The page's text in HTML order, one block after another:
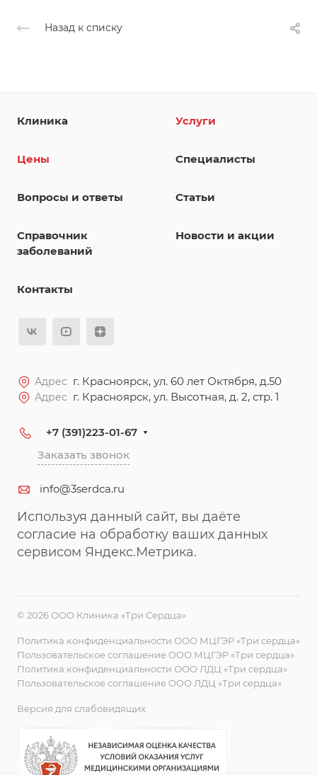
Назад к списку
Клиника Услуги
Цены Специалисты
Вопросы и ответы Статьи
Справочник
заболеваний
Новости и акции
Контакты
Адрес г. Красноярск, ул. 60 лет Октября, д.50
Адрес г. Красноярск, ул. Высотная, д. 2, стр. 1
+7 (391)223-01-67
Заказать звонок
info@3serdca.ru
Используя данный сайт, вы даёте
согласие на обработку ваших данных
сервисом Яндекс.Метрика.
© 2026 ООО Клиника «Три Сердца»
Политика конфиденциальности ООО МЦГЭР «Три сердца»
Пользовательское соглашение ООО МЦГЭР «Три сердца»
Политика конфиденциальности ООО ЛДЦ «Три сердца»
Пользовательское соглашение ООО ЛДЦ «Три сердца»
Версия для слабовидящих